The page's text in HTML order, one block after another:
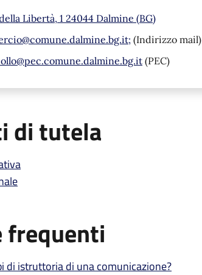
Libertà, 1 24044 Dalmine (BG)
(Indirizzo mail)
(PEC)
di tutela
frequenti
di istruttoria di una comunicazione?